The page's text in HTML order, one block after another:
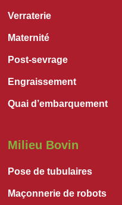
Verraterie
Maternité
Post-sevrage
Engraissement
Quai d’embarquement
Milieu Bovin
Pose de tubulaires
Maçonnerie de robots